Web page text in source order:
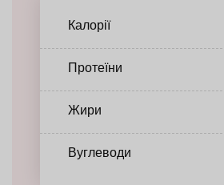
Калорії
Протеїни
Жири
Вуглеводи